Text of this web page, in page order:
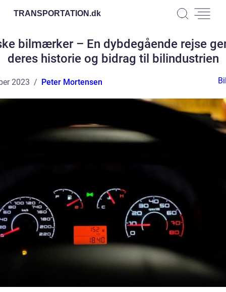
TRANSPORTATION.dk
bilmærker – En dybdegående rejse
deres historie og bidrag til bilindustrien
2023 Peter Mortensen